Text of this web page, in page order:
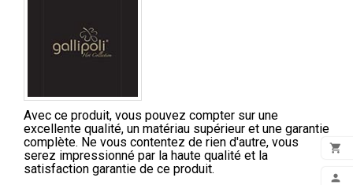


Avec ce produit, vous pouvez compter sur une
excellente qualité, un matériau supérieur et une garantie
complète. Ne vous contentez de rien d'autre, vous
serez impressionné par la haute qualité et la
satisfaction garantie de ce produit.